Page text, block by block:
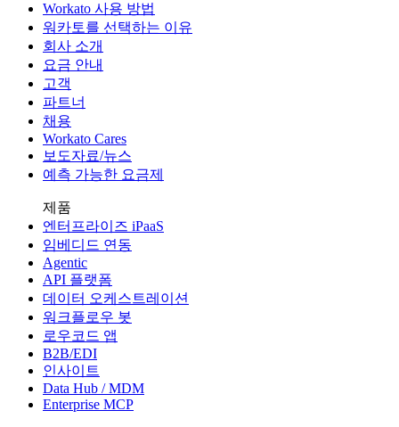
Workato 사용 방법
워카토를 선택하는 이유
회사 소개
요금 안내
고객
파트너
채용
Workato Cares
보도자료/뉴스
예측 가능한 요금제
제품
엔터프라이즈 iPaaS
임베디드 연동
Agentic
API 플랫폼
데이터 오케스트레이션
워크플로우 봇
로우코드 앱
B2B/EDI
인사이트
Data Hub / MDM
Enterprise MCP